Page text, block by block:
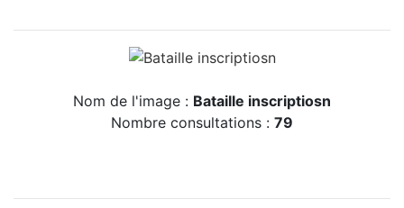
Nom de l'image : Bataille inscriptiosn
Nombre consultations : 79